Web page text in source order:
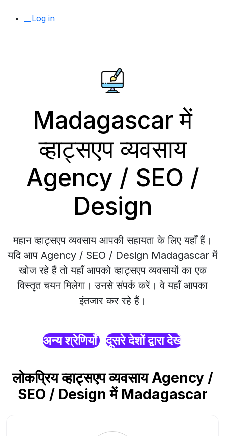
__Log in
Madagascar में
व्हाट्सएप व्यवसाय
Agency / SEO /
Design
महान व्हाट्सएप व्यवसाय आपकी सहायता के लिए यहाँ हैं।
यदि आप Agency / SEO / Design Madagascar में
खोज रहे हैं तो यहाँ आपको व्हाट्सएप व्यवसायों का एक
विस्तृत चयन मिलेगा। उनसे संपर्क करें। वे यहाँ आपका
इंतजार कर रहे हैं।
अन्य श्रेणियाँ दूसरे देशों द्वारा देखें
लोकप्रिय व्हाट्सएप व्यवसाय Agency /
SEO / Design में Madagascar